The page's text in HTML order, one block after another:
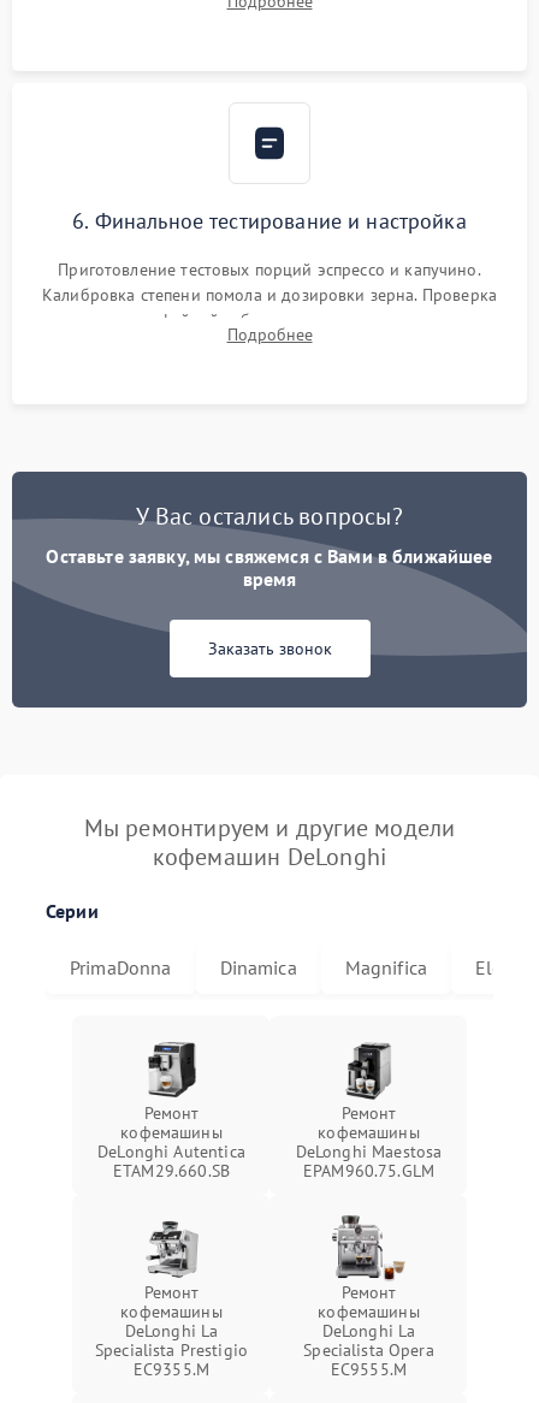
декальцинации и очистки системы от кофейных масел.
6. Финальное тестирование и настройка
Приготовление тестовых порций эспрессо и капучино.
Калибровка степени помола и дозировки зерна. Проверка
плотности кофейной таблетки, температуры напитка и
качества молочной пены. Контроль отсутствия посторонних
Подробнее
У Вас остались вопросы?
Оставьте заявку, мы свяжемся с Вами в ближайшее
время
Заказать звонок
Мы ремонтируем и другие модели
кофемашин DeLonghi
Серии
PrimaDonna Dinamica Magnifica Eletta
Ремонт
кофемашины
DeLonghi Autentica
ETAM29.660.SB
Ремонт
кофемашины
DeLonghi Maestosa
EPAM960.75.GLM
Ремонт
кофемашины
DeLonghi La
Specialista Prestigio
EC9355.M
Ремонт
кофемашины
DeLonghi La
Specialista Opera
EC9555.M